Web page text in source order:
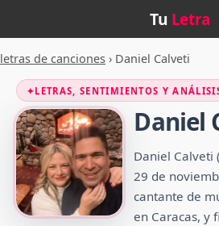
Tu Letra
letras de canciones › Daniel Calveti
✦LETRAS, SENTIMIENTOS Y
Daniel
Daniel Calveti
29 de
cantante de
en Caracas, y